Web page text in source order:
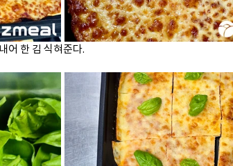
어 한 김 식혀준다.